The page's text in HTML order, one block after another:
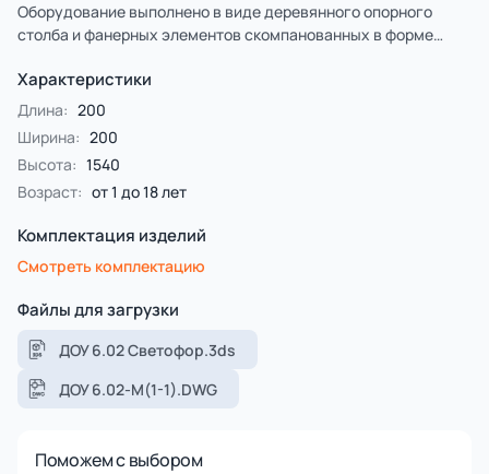
Оборудование выполнено в виде деревянного опорного
столба и фанерных элементов скомпанованных в форме
Характеристики
Длина: 200
Ширина: 200
Высота: 1540
Возраст: от 1 до 18 лет
Комплектация изделий
Смотреть комплектацию
Файлы для загрузки
ДОУ 6.02 Светофор.3ds
ДОУ 6.02-М(1-1).DWG
Поможем с выбором